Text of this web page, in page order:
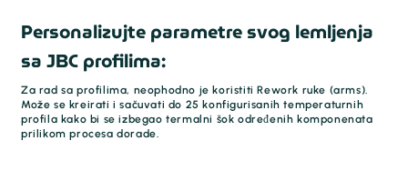
Personalizujte parametre svog lemljenja
sa JBC profilima:
Za rad sa profilima, neophodno je koristiti Rework ruke (arms).
Može se kreirati i sačuvati do 25 konfigurisanih temperaturnih
profila kako bi se izbegao termalni šok određenih komponenata
prilikom procesa dorade.